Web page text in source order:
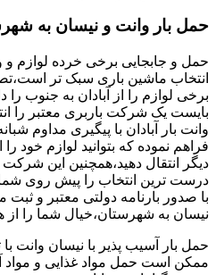
حمل بار وانت و نیسان به
حمل و جابجایی برخی خرده لوازم
انتخاب ماشین باری سبک تر
برخی لوازم را از آبادان به جنوب را
بایست یک شرکت باربری معتبر را
وانت بار آبادان با پیگیری مداوم
فراهم نموده که بتوانید لوازم خود
دیگر انتقال دهید،همچنین این
درست ترین انتخاب را پیش روی شما
با صدور بارنامه دولتی معتبر و
نیسان به شهرستان،خیال شما را
حمل بار آسیب پذیر با نیسان وانت
ممکن است حمل مواد غذایی و مواد